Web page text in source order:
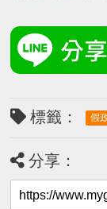
標籤： 假
分享：